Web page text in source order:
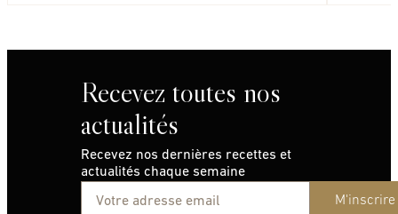
Recevez toutes nos
actualités
Recevez nos dernières recettes et
actualités chaque semaine
M'inscrire